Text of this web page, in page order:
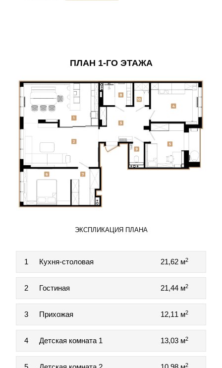
ПЛАН 1-ГО ЭТАЖА
ЭКСПЛИКАЦИЯ ПЛАНА
1 Кухня-столовая 21,62 м2
2 Гостиная 21,44 м2
3 Прихожая 12,11 м2
4 Детская комната 1 13,03 м2
2